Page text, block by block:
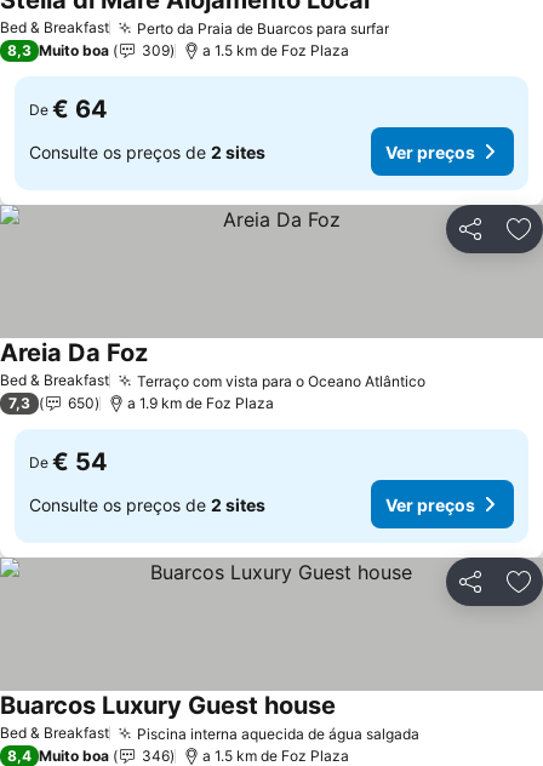
Bed & Breakfast Perto da Praia de Buarcos para surfarVer preços
Ver preços
8,3 Muito boa 309 a 1.5 km de Foz Plaza
De € 64
Consulte os preços de 2 sites Ver preços
Partilhar
Bed & Breakfast Terraço com vista para o Oceano AtlânticoVer preços
Areia Da FozVer preços
7,3 650 a 1.9 km de Foz Plaza
De € 54
Consulte os preços de 2 sites Ver preços
Partilhar
Bed & Breakfast Piscina interna aquecida de água salgada
Buarcos Luxury Guest house
8,4 Muito boa 346 a 1.5 km de Foz Plaza